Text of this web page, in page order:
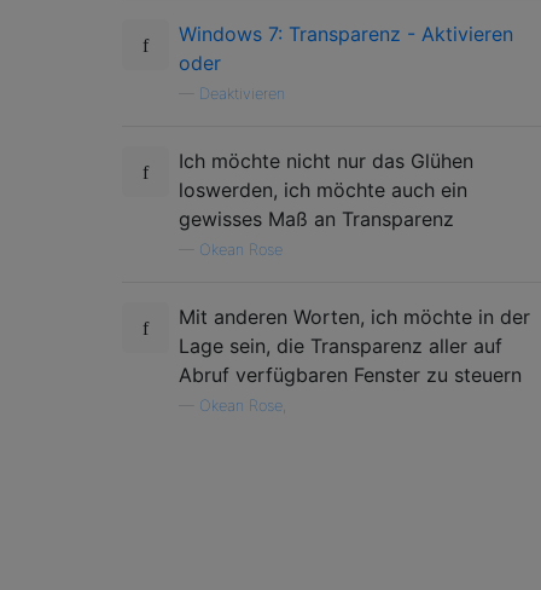
Windows 7: Transparenz - Aktivieren
oder
Deaktivieren
Ich möchte nicht nur das Glühen
loswerden, ich möchte auch ein
gewisses Maß an Transparenz
Okean Rose
Mit anderen Worten, ich möchte in der
Lage sein, die Transparenz aller auf
Abruf verfügbaren Fenster zu steuern
Okean Rose,